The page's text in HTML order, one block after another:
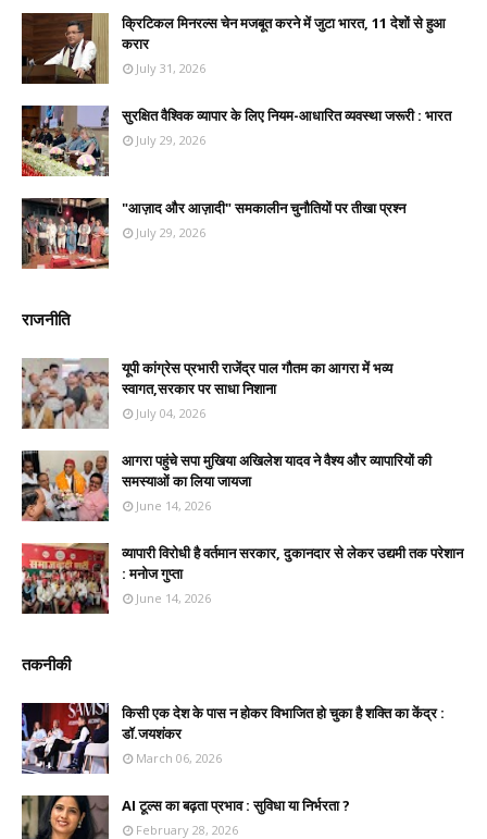
क्रिटिकल मिनरल्स चेन मजबूत करने में जुटा भारत, 11 देशों से हुआ
करार
July 31, 2026
सुरक्षित वैश्विक व्यापार के लिए नियम-आधारित व्यवस्था जरूरी : भारत
July 29, 2026
"आज़ाद और आज़ादी" समकालीन चुनौतियों पर तीखा प्रश्न
July 29, 2026
राजनीति
यूपी कांग्रेस प्रभारी राजेंद्र पाल गौतम का आगरा में भव्य
स्वागत,सरकार पर साधा निशाना
July 04, 2026
आगरा पहुंचे सपा मुखिया अखिलेश यादव ने वैश्य और व्यापारियों की
समस्याओं का लिया जायजा
June 14, 2026
व्यापारी विरोधी है वर्तमान सरकार, दुकानदार से लेकर उद्यमी तक परेशान
: मनोज गुप्ता
June 14, 2026
तकनीकी
किसी एक देश के पास न होकर विभाजित हो चुका है शक्ति का केंद्र :
डॉ.जयशंकर
March 06, 2026
AI टूल्स का बढ़ता प्रभाव : सुविधा या निर्भरता ?
February 28, 2026